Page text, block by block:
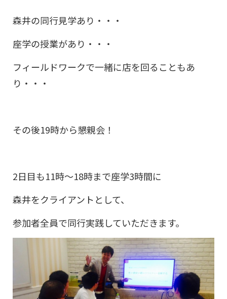
森井の同行見学あり・・・
座学の授業があり・・・
フィールドワークで一緒に店を回ることもあ
り・・・
その後19時から懇親会！
2日目も11時～18時まで座学3時間に
森井をクライアントとして、
参加者全員で同行実践していただきます。